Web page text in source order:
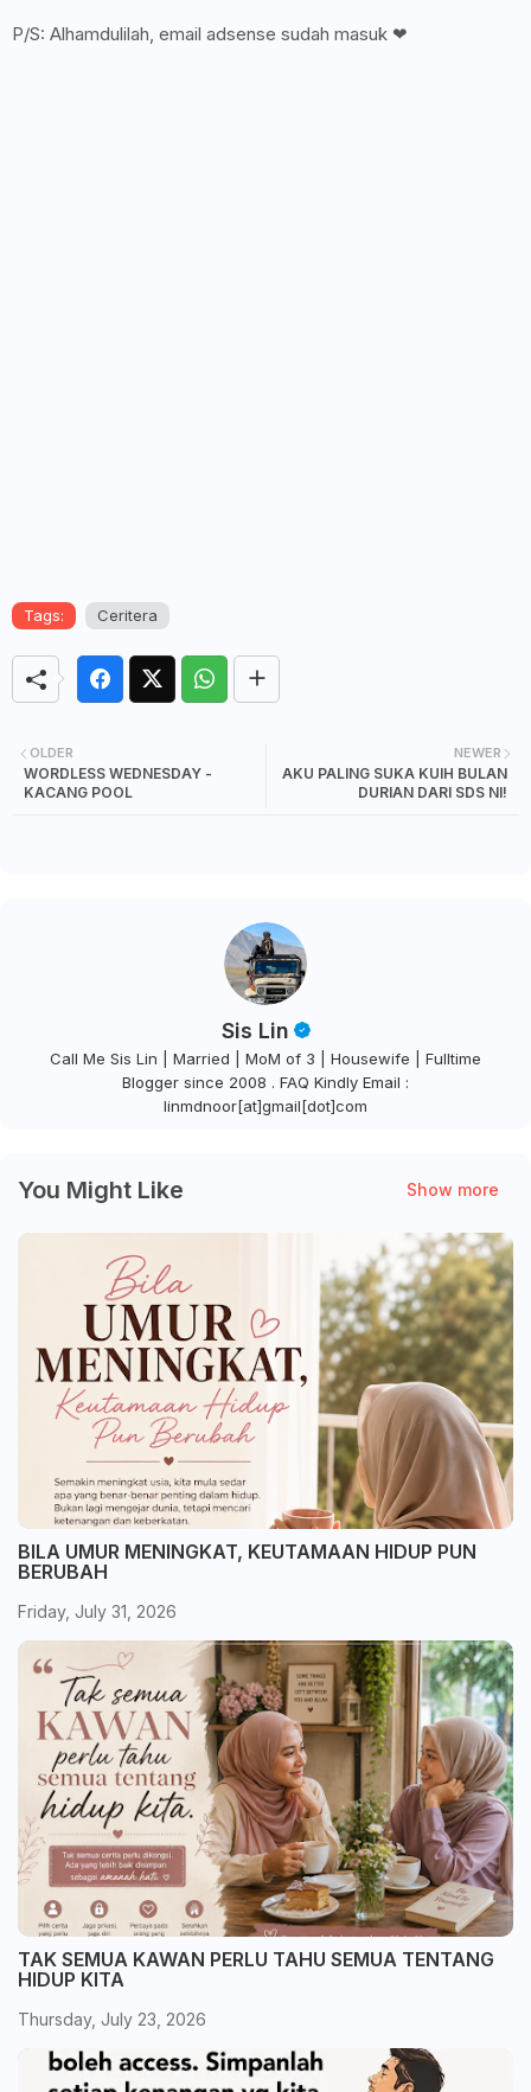
P/S: Alhamdulilah, email adsense sudah masuk ❤
Tags: Ceritera
NEWER
AKU PALING SUKA KUIH BULAN
DURIAN DARI SDS NI!
OLDER
WORDLESS WEDNESDAY -
KACANG POOL
Sis Lin
Call Me Sis Lin | Married | MoM of 3 | Housewife | Fulltime
Blogger since 2008 . FAQ Kindly Email :
linmdnoor[at]gmail[dot]com
You Might Like Show more
BILA UMUR MENINGKAT, KEUTAMAAN HIDUP PUN
BERUBAH
Friday, July 31, 2026
TAK SEMUA KAWAN PERLU TAHU SEMUA TENTANG
HIDUP KITA
Thursday, July 23, 2026